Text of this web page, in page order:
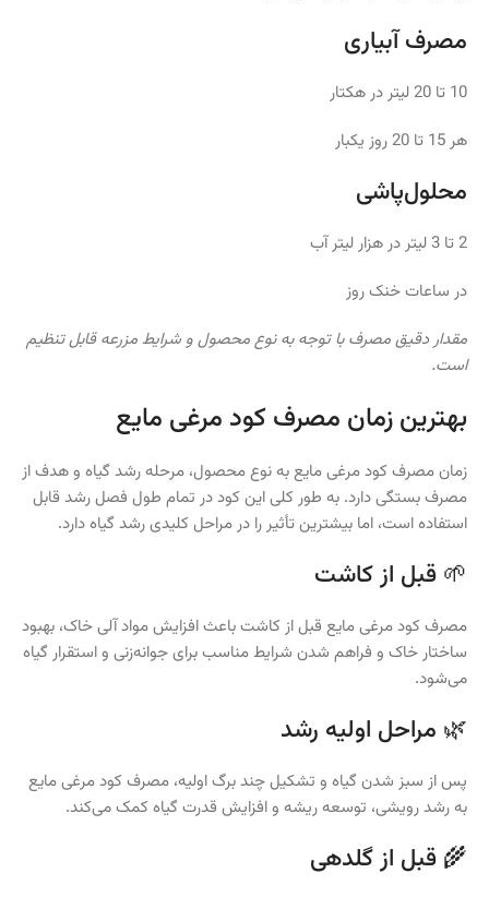
مصرف آبیاری
10 تا 20 لیتر در هکتار
هر 15 تا 20 روز یکبار
محلول‌پاشی
2 تا 3 لیتر در هزار لیتر آب
در ساعات خنک روز
مقدار دقیق مصرف با توجه به نوع محصول و شرایط مزرعه قابل تنظیم
است.
بهترین زمان مصرف کود مرغی مایع
زمان مصرف کود مرغی مایع به نوع محصول، مرحله رشد گیاه و هدف از
مصرف بستگی دارد. به طور کلی این کود در تمام طول فصل رشد قابل
استفاده است، اما بیشترین تأثیر را در مراحل کلیدی رشد گیاه دارد.
🌱 قبل از کاشت
مصرف کود مرغی مایع قبل از کاشت باعث افزایش مواد آلی خاک، بهبود
ساختار خاک و فراهم شدن شرایط مناسب برای جوانه‌زنی و استقرار گیاه
می‌شود.
🌿 مراحل اولیه رشد
پس از سبز شدن گیاه و تشکیل چند برگ اولیه، مصرف کود مرغی مایع
به رشد رویشی، توسعه ریشه و افزایش قدرت گیاه کمک می‌کند.
🌾 قبل از گلدهی